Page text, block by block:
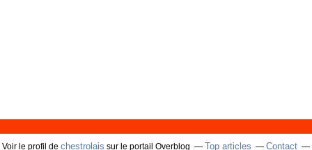
Voir le profil de chestrolais sur le portail Overblog Top articles Contact